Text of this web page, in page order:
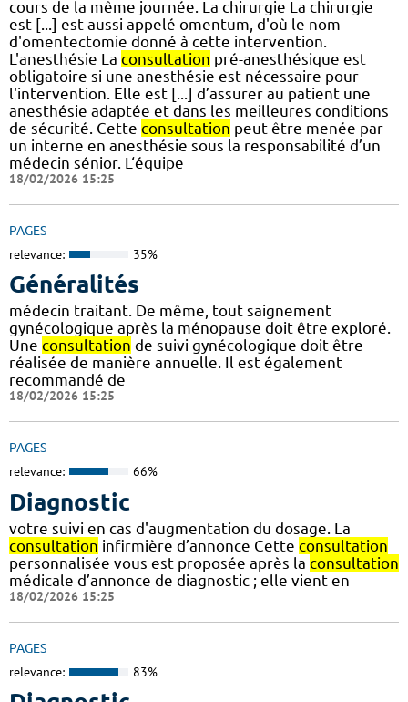
cours de la même journée. La chirurgie La chirurgie
est [...] est aussi appelé omentum, d'où le nom
d'omentectomie donné à cette intervention.
L'anesthésie La consultation pré-anesthésique est
obligatoire si une anesthésie est nécessaire pour
l'intervention. Elle est [...] d’assurer au patient une
anesthésie adaptée et dans les meilleures conditions
de sécurité. Cette consultation peut être menée par
un interne en anesthésie sous la responsabilité d’un
médecin sénior. L‘équipe
18/02/2026 15:25
PAGES
relevance: 35%
Généralités
médecin traitant. De même, tout saignement
gynécologique après la ménopause doit être exploré.
Une consultation de suivi gynécologique doit être
réalisée de manière annuelle. Il est également
recommandé de
18/02/2026 15:25
PAGES
relevance: 66%
Diagnostic
votre suivi en cas d'augmentation du dosage. La
consultation infirmière d’annonce Cette consultation
personnalisée vous est proposée après la consultation
médicale d’annonce de diagnostic ; elle vient en
18/02/2026 15:25
PAGES
relevance: 83%